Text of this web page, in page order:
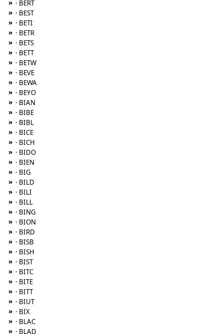
» · BERT
» · BEST
» · BETI
» · BETR
» · BETS
» · BETT
» · BETW
» · BEVE
» · BEWA
» · BEYO
» · BIAN
» · BIBE
» · BIBL
» · BICE
» · BICH
» · BIDO
» · BIEN
» · BIG
» · BILD
» · BILI
» · BILL
» · BING
» · BION
» · BIRD
» · BISB
» · BISH
» · BIST
» · BITC
» · BITE
» · BITT
» · BIUT
» · BIX
» · BLAC
» · BLAD